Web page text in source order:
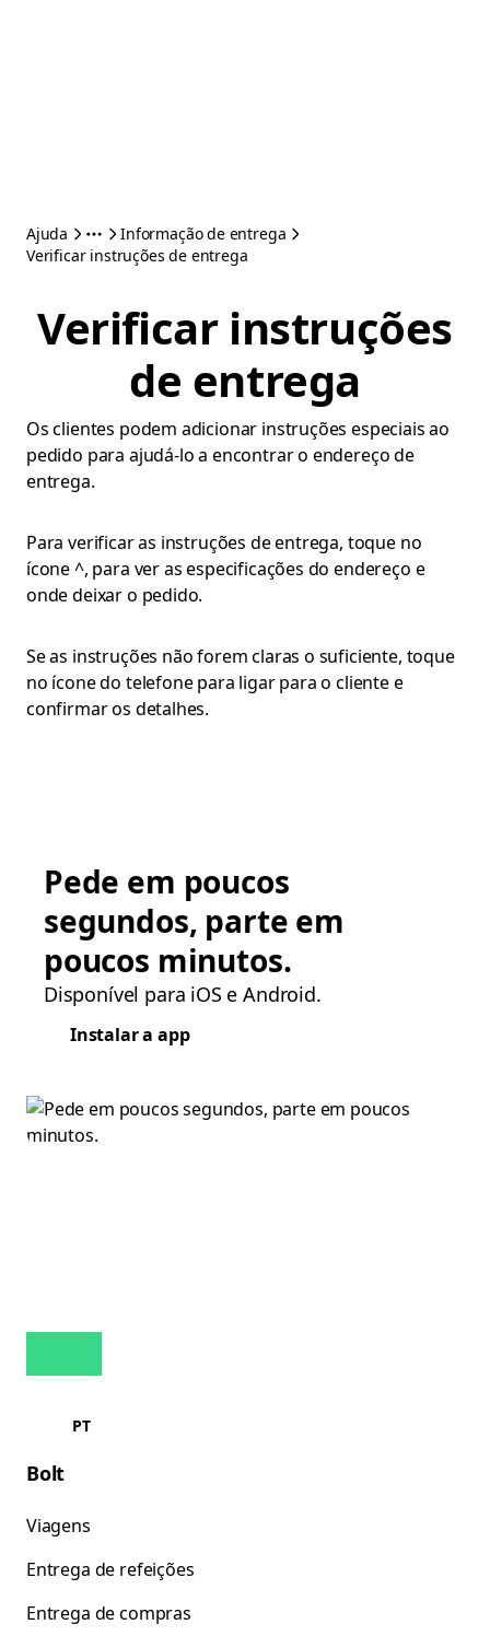
Ajuda
Informação de entrega
Verificar instruções de entrega
Verificar instruções
de entrega
Os clientes podem adicionar instruções especiais ao
pedido para ajudá-lo a encontrar o endereço de
entrega.
Para verificar as instruções de entrega, toque no
ícone ^, para ver as especificações do endereço e
onde deixar o pedido.
Se as instruções não forem claras o suficiente, toque
no ícone do telefone para ligar para o cliente e
confirmar os detalhes.
Pede em poucos
segundos, parte em
poucos minutos.
Disponível para iOS e Android.
Instalar a app
PT
Bolt
Viagens
Entrega de refeições
Entrega de compras